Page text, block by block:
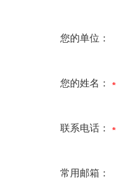
您的单位：
您的姓名：
联系电话：
常用邮箱：